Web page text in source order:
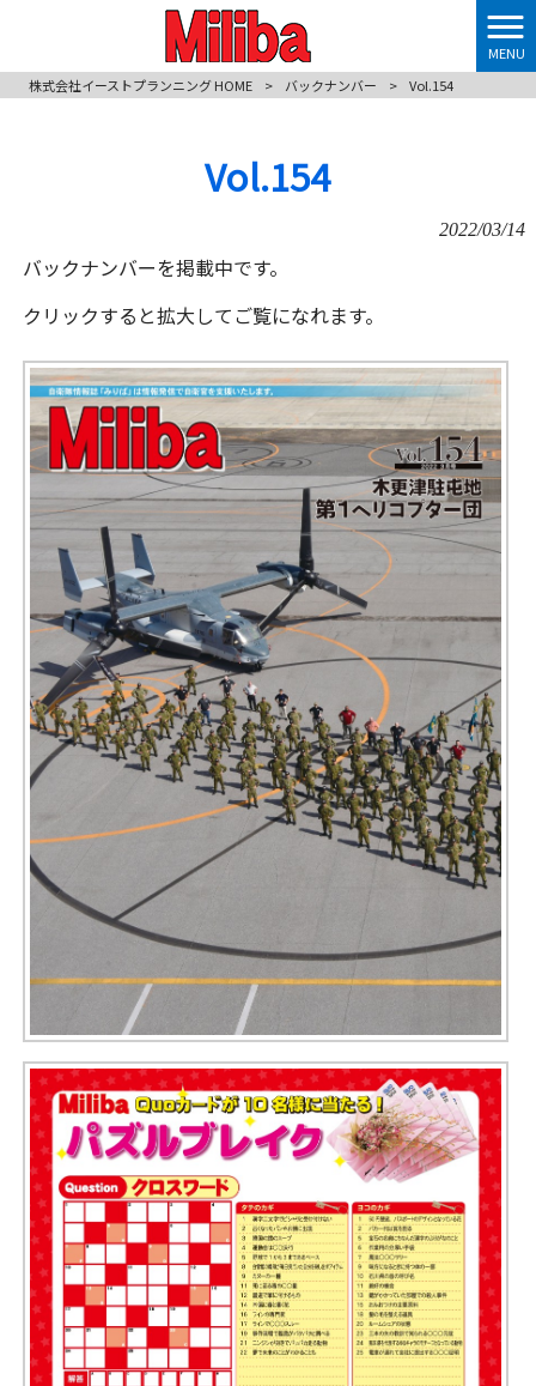
MENU
株式会社イーストプランニング HOME
> バックナンバー > Vol.154
Vol.154
2022/03/14
バックナンバーを掲載中です。
クリックすると拡大してご覧になれます。